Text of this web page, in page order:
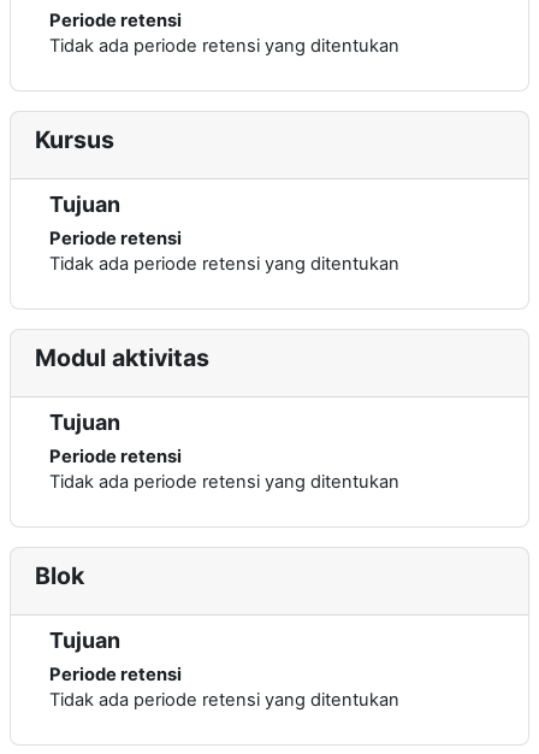
Periode retensi
Tidak ada periode retensi yang ditentukan
Kursus
Tujuan
Periode retensi
Tidak ada periode retensi yang ditentukan
Modul aktivitas
Tujuan
Periode retensi
Tidak ada periode retensi yang ditentukan
Blok
Tujuan
Periode retensi
Tidak ada periode retensi yang ditentukan